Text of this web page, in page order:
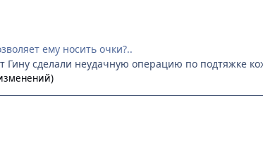
ему носить очки?..
сделали неудачную операцию по подтяжке